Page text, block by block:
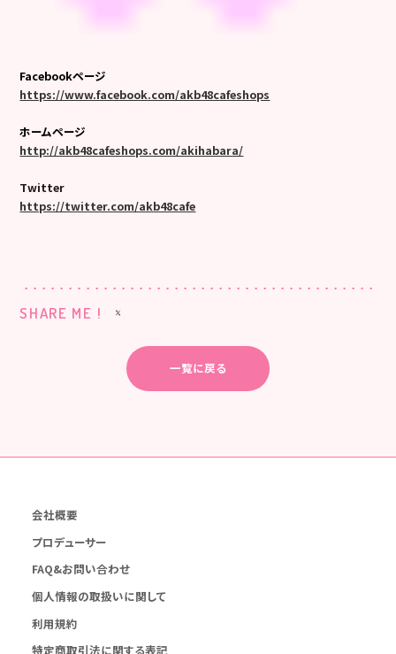
Facebookページ
https://www.facebook.com/akb48cafeshops
ホームページ
http://akb48cafeshops.com/akihabara/
Twitter
https://twitter.com/akb48cafe
SHARE ME !
一覧に戻る
会社概要
プロデューサー
FAQ&お問い合わせ
個人情報の取扱いに関して
利用規約
特定商取引法に関する表記